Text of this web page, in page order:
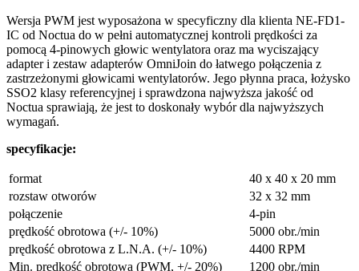
Wersja PWM jest wyposażona w specyficzny dla klienta NE-FD1-
IC od Noctua do w pełni automatycznej kontroli prędkości za
pomocą 4-pinowych głowic wentylatora oraz ma wyciszający
adapter i zestaw adapterów OmniJoin do łatwego połączenia z
zastrzeżonymi głowicami wentylatorów. Jego płynna praca, łożysko
SSO2 klasy referencyjnej i sprawdzona najwyższa jakość od
Noctua sprawiają, że jest to doskonały wybór dla najwyższych
wymagań.
specyfikacje:
format
40 x 40 x 20 mm
rozstaw otworów
32 x 32 mm
połączenie
4-pin
prędkość obrotowa (+/- 10%)
5000 obr./min
prędkość obrotowa z L.N.A. (+/- 10%)
4400 RPM
Min. prędkość obrotowa (PWM, +/- 20%)
1200 obr./min